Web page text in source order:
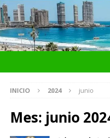
INICIO 2024 junio
Mes: junio